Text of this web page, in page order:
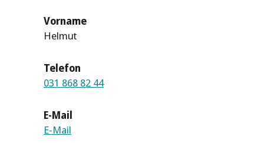
Vorname
Helmut
Telefon
031 868 82 44
E-Mail
E-Mail